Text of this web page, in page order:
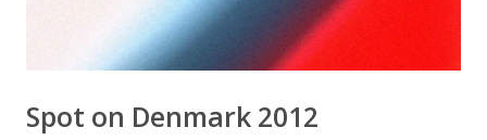
Spot on Denmark 2012